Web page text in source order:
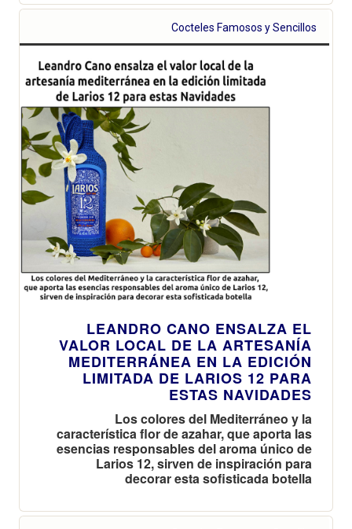
Cocteles Famosos y Sencillos
LEANDRO CANO ENSALZA EL
VALOR LOCAL DE LA ARTESANÍA
MEDITERRÁNEA EN LA EDICIÓN
LIMITADA DE LARIOS 12 PARA
ESTAS NAVIDADES
Los colores del Mediterráneo y la
característica flor de azahar, que aporta las
esencias responsables del aroma único de
Larios 12, sirven de inspiración para
decorar esta sofisticada botella